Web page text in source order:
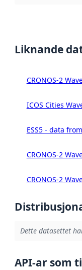
Liknande
CRONOS-2
ICOS Cities
ESS5 - data
CRONOS-2
CRONOS-2
Dette datasettet
API-ar som